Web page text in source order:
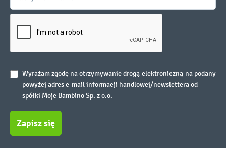
Wyrażam zgodę na otrzymywanie drogą elektroniczną na podany
powyżej adres e-mail informacji handlowej/newslettera od
spółki Moje Bambino Sp. z o.o.
Zapisz się